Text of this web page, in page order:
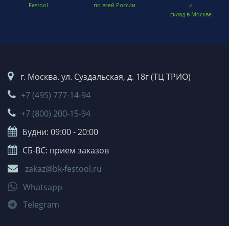
Festool
по всей России
и
склад в Москве
г. Москва. ул. Суздальская, д. 18г (ТЦ ТРИО)
+7 (495) 777-14-94
+7 (800) 200-15-94
Будни: 09:00 - 20:00
СБ-ВС: прием заказов
zakaz@bk-festool.ru
Whatsapp
Telegram